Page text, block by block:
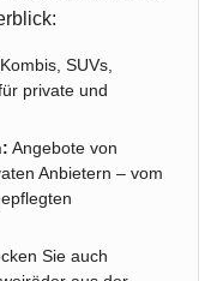
SUVs,
private und
Angebote von
Anbietern – vom
Sie auch